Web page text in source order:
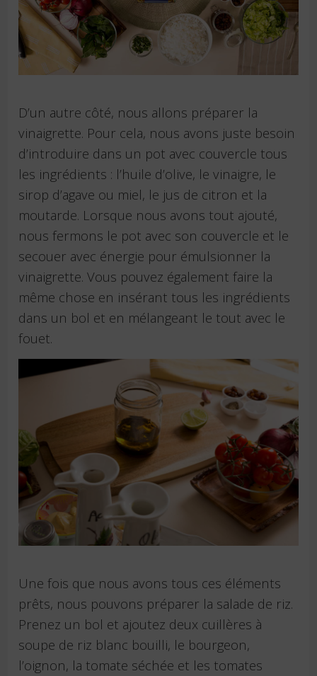
D’un autre côté, nous allons préparer la
vinaigrette. Pour cela, nous avons juste besoin
d’introduire dans un pot avec couvercle tous
les ingrédients : l’huile d’olive, le vinaigre, le
sirop d’agave ou miel, le jus de citron et la
moutarde. Lorsque nous avons tout ajouté,
nous fermons le pot avec son couvercle et le
secouer avec énergie pour émulsionner la
vinaigrette. Vous pouvez également faire la
même chose en insérant tous les ingrédients
dans un bol et en mélangeant le tout avec le
fouet.
Une fois que nous avons tous ces éléments
prêts, nous pouvons préparer la salade de riz.
Prenez un bol et ajoutez deux cuillères à
soupe de riz blanc bouilli, le bourgeon,
l’oignon, la tomate séchée et les tomates